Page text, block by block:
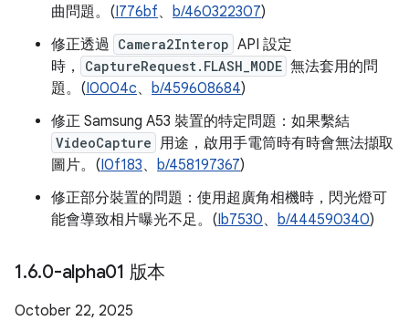
曲問題。(I776bf、 b/460322307)
修正透過 Camera2Interop API 設定
時，
CaptureRequest.FLASH_MODE 無法套用的問
題。(I0004c、 b/459608684)
修正 Samsung A53 裝置的特定問題：如果繫結
VideoCapture 用途，啟用手電筒時有時會無法擷取
圖片。(I0f183、 b/458197367)
修正部分裝置的問題：使用超廣角相機時，閃光燈可
能會導致相片曝光不足。(Ib7530、 b/444590340)
1.6.0-alpha01 版本
October 22, 2025